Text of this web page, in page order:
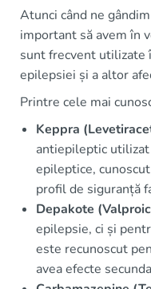
Atunci când ne
important să avem în
sunt frecvent utilizate
epilepsiei și a altor
Printre cele mai
Keppra
antiepileptic
epileptice,
profil de siguranță
Depakote
epilepsie, ci și
este recunoscut
avea efecte